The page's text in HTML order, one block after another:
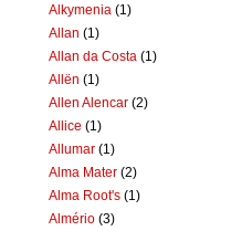
Alkymenia (1)
Allan (1)
Allan da Costa (1)
Allën (1)
Allen Alencar (2)
Allice (1)
Allumar (1)
Alma Mater (2)
Alma Root's (1)
Almério (3)